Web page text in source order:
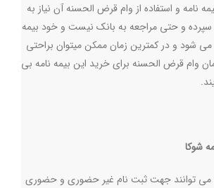
نامه و استفاده از وام قرض الحسنه آن نیاز به
و حتی مراجعه به بانک نیست و خود بیمه
شود و در کمترین زمان ممکن میتوان براحتی
تومان وام قرض الحسنه برای خرید این بیمه نامه بی
.
شوکا
می توانند جهت ثبت نام غیر حضوری و حضوری